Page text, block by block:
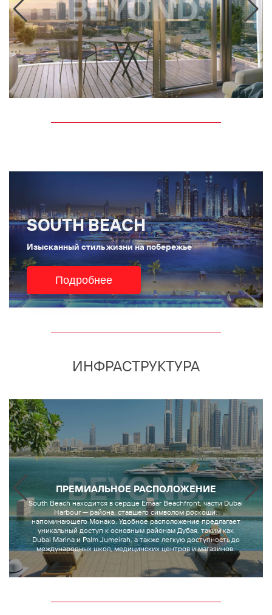
SOUTH BEACH
Изысканный стиль жизни на побережье
Подробнее
ИНФРАСТРУКТУРА
ПРЕМИАЛЬНОЕ РАСПОЛОЖЕНИЕ
South Beach находится в сердце Emaar Beachfront, части Dubai
Harbour — района, ставшего символом роскоши,
напоминающего Монако. Удобное расположение предлагает
уникальный доступ к основным районам Дубая, таким как
Dubai Marina и Palm Jumeirah, а также легкую доступность до
международных школ, медицинских центров и магазинов.